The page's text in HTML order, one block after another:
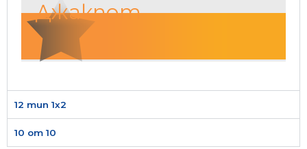
Джакпот
12 тип 1х2
10 от 10